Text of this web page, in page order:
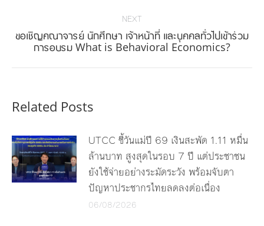
NEXT
Next
post:
ขอเชิญคณาจารย์ นักศึกษา เจ้าหน้าที่ และบุคคลทั่วไปเข้าร่วม
การอบรม What is Behavioral Economics?
Related Posts
UTCC ชี้วันแม่ปี 69 เงินสะพัด 1.11 หมื่น
ล้านบาท สูงสุดในรอบ 7 ปี แต่ประชาชน
ยังใช้จ่ายอย่างระมัดระวัง พร้อมจับตา
ปัญหาประชากรไทยลดลงต่อเนื่อง
06/08/2026